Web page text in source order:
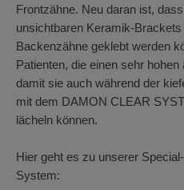
Frontzähne. Neu daran ist,
unsichtbaren Keramik-
Backenzähne geklebt werden
Patienten, die einen sehr
damit sie auch während der
mit dem DAMON CLEAR
lächeln können.
Hier geht es zu unserer
System: